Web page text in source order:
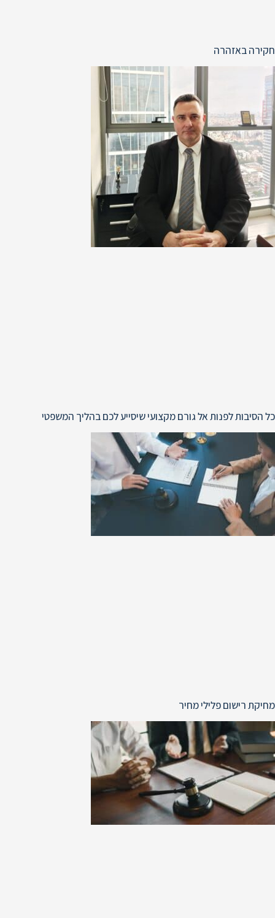
חקירה באזהרה
כל הסיבות לפנות אל גורם מקצועי שיסייע לכם בהליך המשפטי
מחיקת רישום פלילי מחיר